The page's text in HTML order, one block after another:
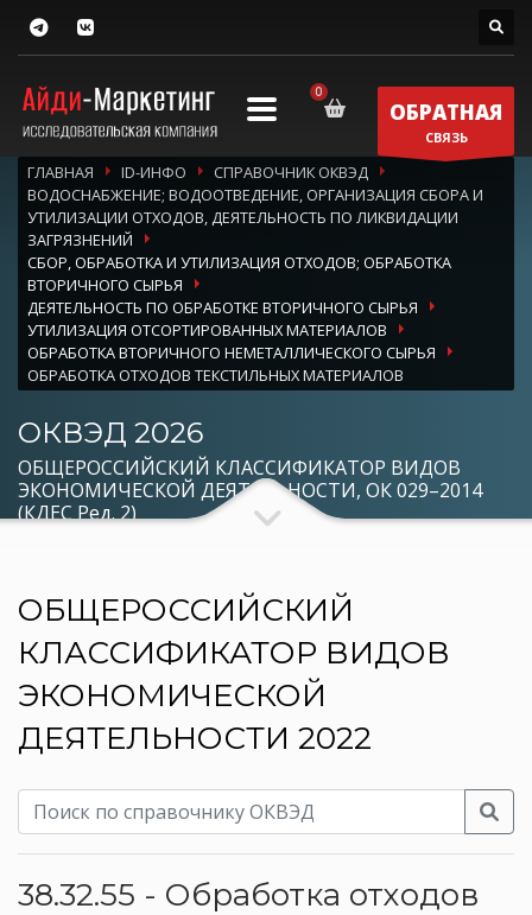
ОБРАТНАЯ
СВЯЗЬ
ГЛАВНАЯ ID-ИНФО
СПРАВОЧНИК ОКВЭД
ВОДОСНАБЖЕНИЕ; ВОДООТВЕДЕНИЕ, ОРГАНИЗАЦИЯ СБОРА И
УТИЛИЗАЦИИ ОТХОДОВ, ДЕЯТЕЛЬНОСТЬ ПО ЛИКВИДАЦИИ
ЗАГРЯЗНЕНИЙ
СБОР, ОБРАБОТКА И УТИЛИЗАЦИЯ ОТХОДОВ; ОБРАБОТКА
ВТОРИЧНОГО СЫРЬЯ
ДЕЯТЕЛЬНОСТЬ ПО ОБРАБОТКЕ ВТОРИЧНОГО СЫРЬЯ
УТИЛИЗАЦИЯ ОТСОРТИРОВАННЫХ МАТЕРИАЛОВ
ОБРАБОТКА ВТОРИЧНОГО НЕМЕТАЛЛИЧЕСКОГО СЫРЬЯ
ОБРАБОТКА ОТХОДОВ ТЕКСТИЛЬНЫХ МАТЕРИАЛОВ
ОКВЭД 2026
ОБЩЕРОССИЙСКИЙ КЛАССИФИКАТОР ВИДОВ
ЭКОНОМИЧЕСКОЙ ДЕЯТЕЛЬНОСТИ, ОК 029–2014
(КДЕС Ред. 2)
ОБЩЕРОССИЙСКИЙ
КЛАССИФИКАТОР ВИДОВ
ЭКОНОМИЧЕСКОЙ
ДЕЯТЕЛЬНОСТИ 2022
38.32.55 - Обработка отходов